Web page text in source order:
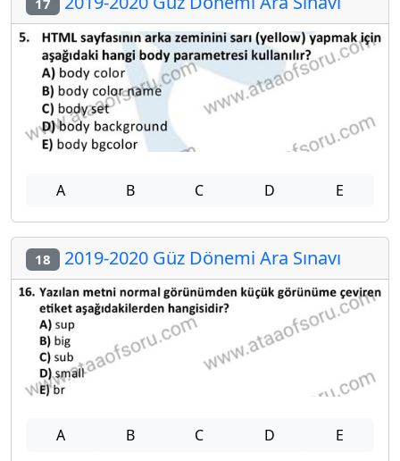
17
A B C D E
18 2019-2020 Güz Dönemi Ara Sınavı
A B C D E